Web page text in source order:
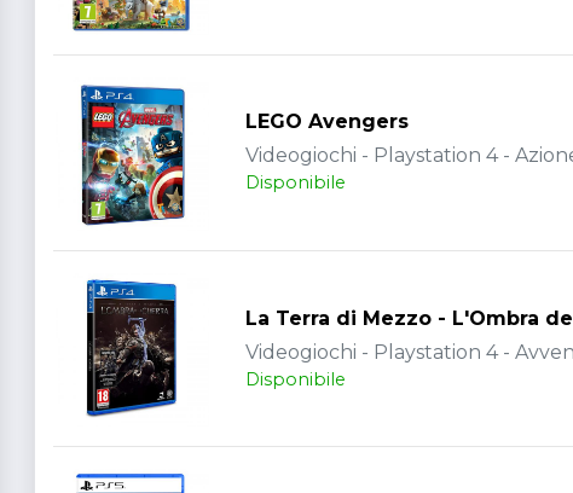
LEGO Avengers
Videogiochi - Playstation 4 -
Disponibile
La Terra di Mezzo - L'Ombra
Videogiochi - Playstation 4 -
Disponibile